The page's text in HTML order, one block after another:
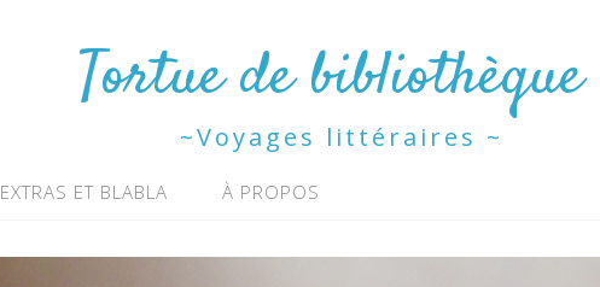
Tortue de bibliothèque
~Voyages littéraires ~
EXTRAS ET BLABLA À PROPOS